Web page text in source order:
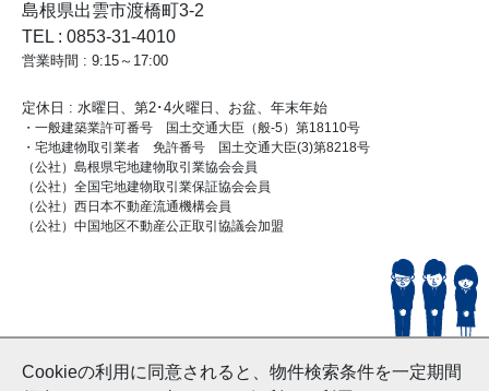
Cookieの利用に同意されると、物件検索条件を一定期間
島根県出雲市渡橋町3-2
TEL : 0853-31-4010
営業時間 : 9:15～17:00
定休日 : 水曜日、第2･4火曜日、お盆、年末年始
・一般建築業許可番号 国土交通大臣（般-5）第18110号
・宅地建物取引業者 免許番号 国土交通大臣(3)第8218号
（公社）島根県宅地建物取引業協会会員
（公社）全国宅地建物取引業保証協会会員
（公社）西日本不動産流通機構会員
（公社）中国地区不動産公正取引協議会加盟
© HouseDoIzumo